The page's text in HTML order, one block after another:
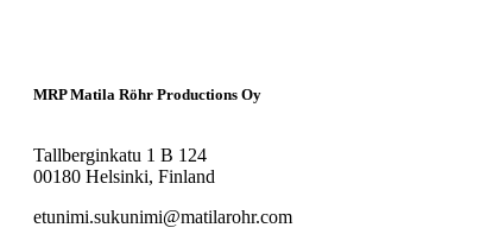
MRP Matila Röhr Productions Oy
Tallberginkatu 1 B 124
00180 Helsinki, Finland
etunimi.sukunimi@matilarohr.com